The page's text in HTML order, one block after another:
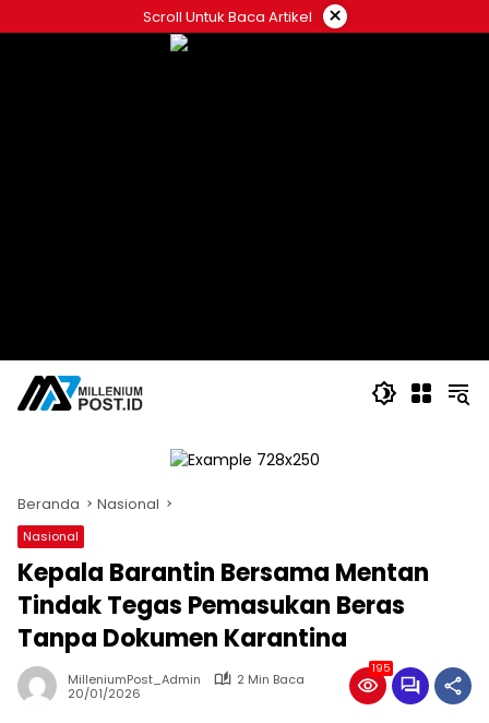
ke
Scroll Untuk Baca Artikel ×
Beranda Nasional
Nasional
Kepala Barantin Bersama Mentan
Tindak Tegas Pemasukan Beras
Tanpa Dokumen Karantina
MilleniumPost_Admin
2 Min Baca
20/01/2026
195